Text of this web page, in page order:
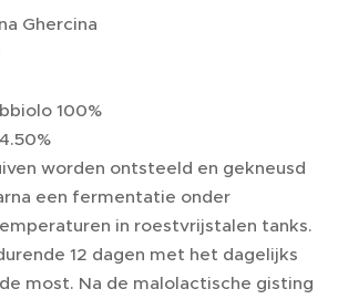
Ghercina
100%
worden ontsteeld en gekneusd
een fermentatie onder
in roestvrijstalen tanks.
12 dagen met het dagelijks
most. Na de malolactische gisting